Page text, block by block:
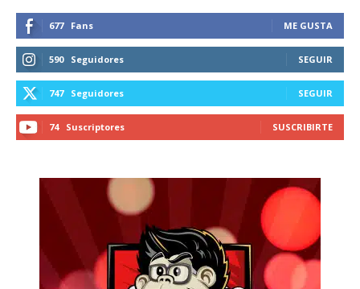
677 Fans ME GUSTA
590 Seguidores SEGUIR
747 Seguidores SEGUIR
74 Suscriptores SUSCRIBIRTE